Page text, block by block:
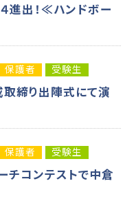
進出！≪ハンドボー
保護者 受験生
締り出陣式にて演
保護者 受験生
チコンテストで中倉